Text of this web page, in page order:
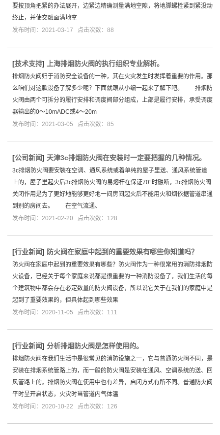
要按顶角把紧的办法展开，边紧边精确测量满地空隙，将地脚螺栓紧到紧没动
终止，并使交融面满地空
发布时间：2021-03-17 点击次数：88
[技术支持] 上海排烟防火阀的执行组织专业解析。
排烟防火阀归于消防安全设备的一种，其在火灾发生时发挥着重要的作用。那
么咱们对这款设备了解多少呢？下面就跟从小编一起来了解下吧。 排烟防
火阀由两个可拆分的履行安排和调度阀部分组成，上部是履行安排，承受调度
器输出的0～10mADC或4～20m
发布时间：2021-03-05 点击次数：85
[公司新闻] 天津3c排烟防火阀在安装时一定要把握的几种情况。
3c排烟防火阀要安裝在空调、通风系统或着单纯的屋子里送、通风系统管道
上的，屋子里起火后3c排烟防火阀的易熔杆在保证70°时融断，3c排烟防火阀
关闭作用是为了更好地能够更好地一间房间起火后不能用火和烟依据管道串通
到别的房间去。 在空气流通、
发布时间：2021-02-20 点击次数：128
[行业新闻] 防火阀在家庭中起到的重要效果有哪些你知道吗？
防火阀在家庭中起到的重要效果有哪些？防火阀作为一种很常用的消防排烟防
火设备，已经关于每个家庭来说都是很重要的一种消防设备了，我们生活的每
个建筑物中都会存在必定数量的防火阀设备，所以说它关于在我们的家庭中是
起到了重要效果的，但具体起到哪些效果
发布时间：2020-11-05 点击次数：111
[行业新闻] 分析排烟防火阀是怎样使用的。
排烟防火阀在我们生活中是很常见的消防设施之一，它与普通防火阀不同，是
安装在排烟系统管路上的，而一般的防火阀是安装在通风、空调系统的送、回
风管路上的。排烟防火阀在使用中也有差异，启闭方式有所不同。普通防火阀
平时呈开启状态，火灾时当管道内气体温
发布时间：2020-10-22 点击次数：126